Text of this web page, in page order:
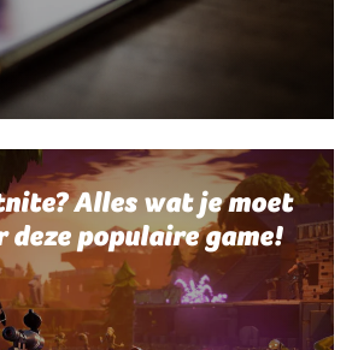
Alles wat je moet
deze populaire game!